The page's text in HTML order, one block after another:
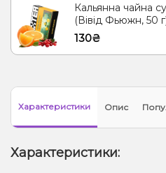
Кальянна чайна
(Вівід Фьюжн, 50
130₴
Характеристики Опис
Характеристики: